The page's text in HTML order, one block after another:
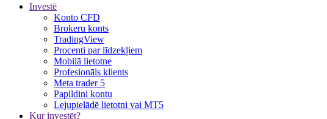
Investē
Konto CFD
Brokeru konts
TradingView
Procenti par līdzekļiem
Mobilā lietotne
Profesionāls klients
Meta trader 5
Papildini kontu
Lejupielādē lietotni vai MT5
Kur investēt?